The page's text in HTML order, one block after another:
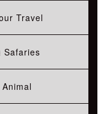
Travel
Safaries